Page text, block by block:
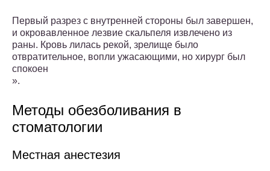
Первый разрез с внутренней стороны был завершен,
и окровавленное лезвие скальпеля извлечено из
раны. Кровь лилась рекой, зрелище было
отвратительное, вопли ужасающими, но хирург был
спокоен
».
Методы обезболивания в
стоматологии
Местная анестезия